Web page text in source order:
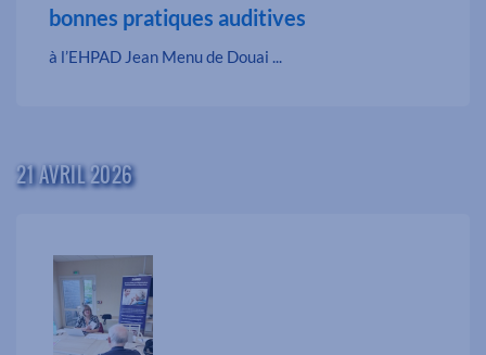
bonnes pratiques auditives
à l’EHPAD Jean Menu de Douai ...
21 AVRIL 2026